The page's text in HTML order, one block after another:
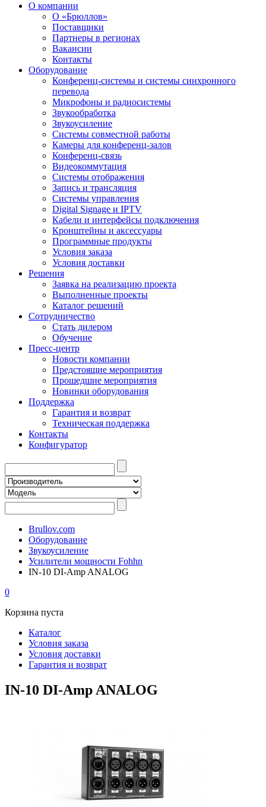
О компании
О «Брюллов»
Поставщики
Партнеры в регионах
Вакансии
Контакты
Оборудование
Конференц-системы и системы синхронного
перевода
Микрофоны и радиосистемы
Звукообработка
Звукоусиление
Системы совместной работы
Камеры для конференц-залов
Конференц-связь
Видеокоммутация
Системы отображения
Запись и трансляция
Системы управления
Digital Signage и IPTV
Кабели и интерфейсы подключения
Кронштейны и аксессуары
Программные продукты
Условия заказа
Условия доставки
Решения
Заявка на реализацию проекта
Выполненные проекты
Каталог решений
Сотрудничество
Стать дилером
Обучение
Пресс-центр
Новости компании
Предстоящие мероприятия
Прошедшие мероприятия
Новинки оборудования
Поддержка
Гарантия и возврат
Техническая поддержка
Контакты
Конфигуратор
Brullov.com
Оборудование
Звукоусиление
Усилители мощности Fohhn
IN-10 DI-Amp ANALOG
0
Корзина пуста
Каталог
Условия заказа
Условия доставки
Гарантия и возврат
IN-10 DI-Amp ANALOG